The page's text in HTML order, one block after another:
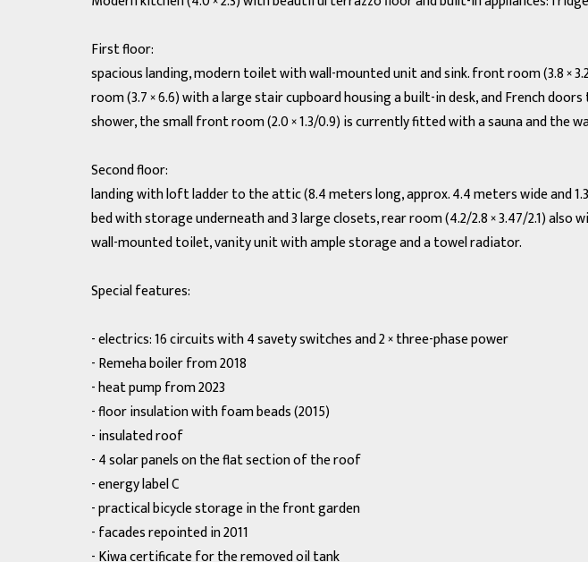
First floor:
spacious landing, modern toilet with wall-mounted unit and sink. front room (3.8 ×
room (3.7 × 6.6) with a large stair cupboard housing a built-in desk, and French
shower, the small front room (2.0 × 1.3/0.9) is currently fitted with a sauna and the
Second floor:
landing with loft ladder to the attic (8.4 meters long, approx. 4.4 meters wide and
bed with storage underneath and 3 large closets, rear room (4.2/2.8 × 3.47/2.1)
wall-mounted toilet, vanity unit with ample storage and a towel radiator.
Special features:
- electrics: 16 circuits with 4 savety switches and 2 × three-phase power
- Remeha boiler from 2018
- heat pump from 2023
- floor insulation with foam beads (2015)
- insulated roof
- 4 solar panels on the flat section of the roof
- energy label C
- practical bicycle storage in the front garden
- facades repointed in 2011
- Kiwa certificate for the removed oil tank